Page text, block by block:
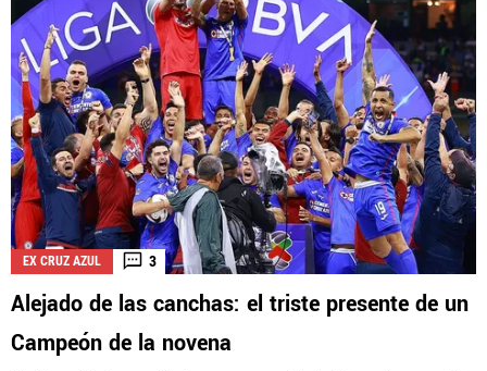
EX CRUZ AZUL 3
Alejado de las canchas: el triste presente de un
Campeón de la novena